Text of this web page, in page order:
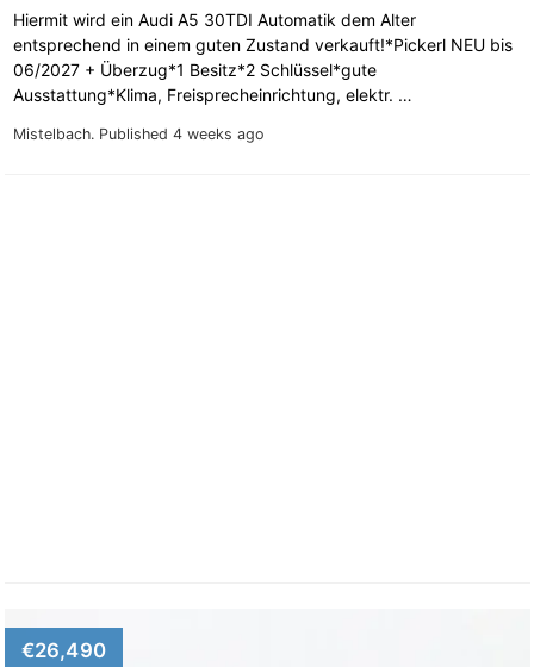
Mistelbach. Published 4 weeks ago
Hiermit wird ein Audi A5 30TDI Automatik dem Alter
entsprechend in einem guten Zustand verkauft!*Pickerl NEU bis
06/2027 + Überzug*1 Besitz*2 Schlüssel*gute
Ausstattung*Klima, Freisprecheinrichtung, elektr. …
€26,490